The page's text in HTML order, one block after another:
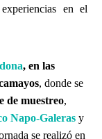
en el
, en las
, donde se
de muestreo,
Napo-Galeras y
se realizó en